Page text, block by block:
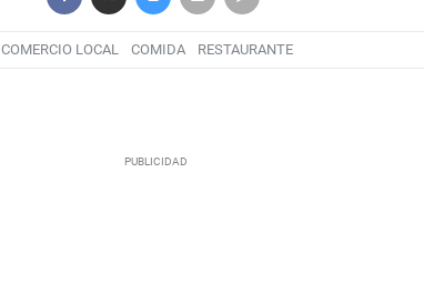
COMERCIO LOCAL COMIDA RESTAURANTE